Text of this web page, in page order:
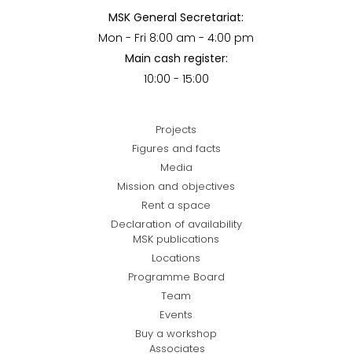
MSK General Secretariat:
Mon - Fri 8:00 am - 4:00 pm
Main cash register:
10:00 - 15:00
Projects
Figures and facts
Media
Mission and objectives
Rent a space
Declaration of availability
MSK publications
Locations
Programme Board
Team
Events
Buy a workshop
Associates